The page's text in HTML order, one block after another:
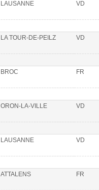
LAUSANNE VD
LA TOUR-DE-PEILZ VD
BROC FR
ORON-LA-VILLE VD
LAUSANNE VD
ATTALENS FR